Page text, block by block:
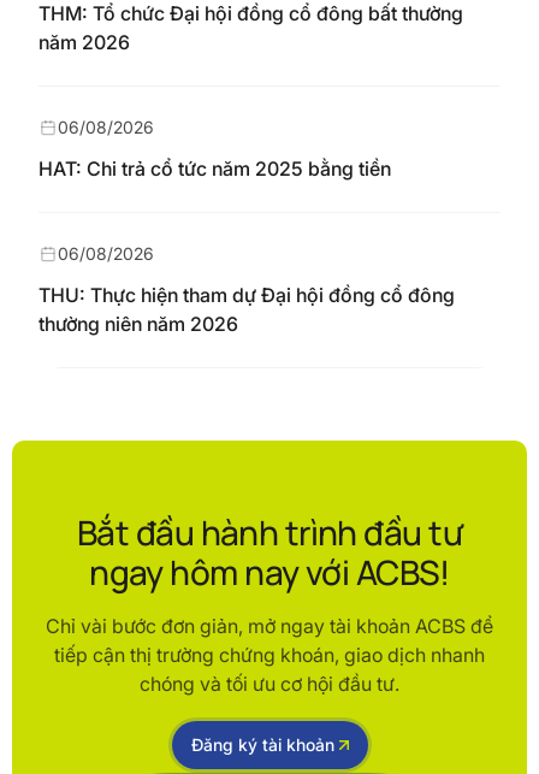
THM: Tổ chức Đại hội đồng cổ đông bất thường
năm 2026
HAT: Chi trả cổ tức năm 2025 bằng tiền
06/08/2026
THU: Thực hiện tham dự Đại hội đồng cổ đông
thường niên năm 2026
06/08/2026
Bắt đầu hành trình đầu tư
ngay hôm nay với ACBS!
Chỉ vài bước đơn giản, mở ngay tài khoản ACBS để
tiếp cận thị trường chứng khoán, giao dịch nhanh
chóng và tối ưu cơ hội đầu tư.
Đăng ký tài khoản